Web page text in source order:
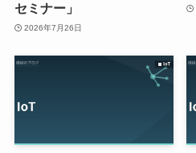
セミナー」
2026年7月26日